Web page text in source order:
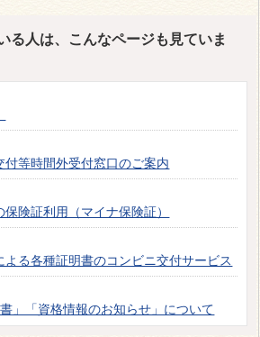
る人は、こんなページも見ていま
付等時間外受付窓口のご案内
険証利用（マイナ保険証）
よる各種証明書のコンビニ交付サービス
」「資格情報のお知らせ」について